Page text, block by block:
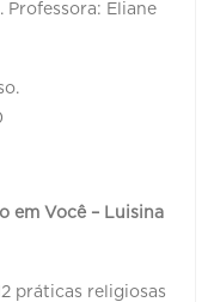
Professora: Eliane
em Você – Luisina
práticas religiosas